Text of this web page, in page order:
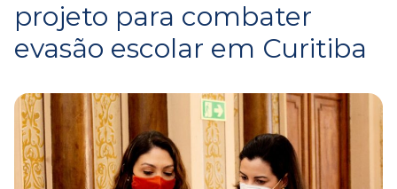
projeto para combater
evasão escolar em Curitiba